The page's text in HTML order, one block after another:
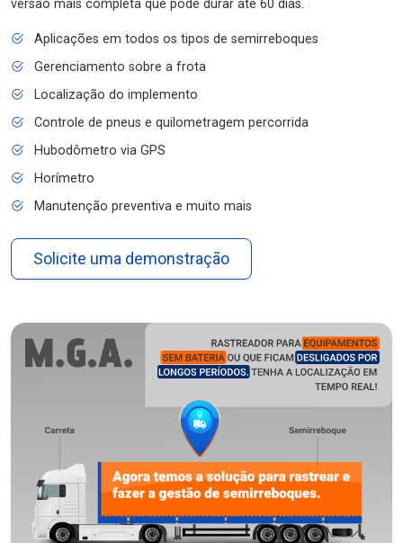
versão mais completa que pode durar até 60 dias.
Aplicações em todos os tipos de semirreboques
Gerenciamento sobre a frota
Localização do implemento
Controle de pneus e quilometragem percorrida
Hubodômetro via GPS
Horímetro
Manutenção preventiva e muito mais
Solicite uma demonstração